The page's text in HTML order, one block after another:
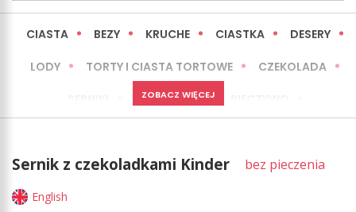
CIASTA BEZY KRUCHE CIASTKA DESERY
LODY TORTY I CIASTA TORTOWE CZEKOLADA
MINI WYPIEKI
LŻEJSZE / ZDROWSZE INNE
ZOBACZ WIĘCEJ
Sernik z czekoladkami Kinder bez pieczenia
English